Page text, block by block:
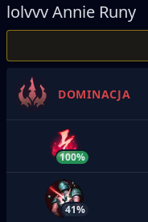
lolvvvAnnie Runy
DOMINACJA
100%
41%